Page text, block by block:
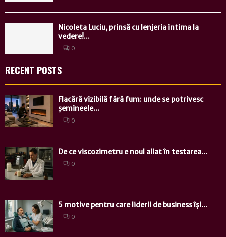
Nicoleta Luciu, prinsă cu lenjeria intima la
vedere!...
0
RECENT POSTS
Flacără vizibilă fără fum: unde se potrivesc
șemineele...
0
De ce viscozimetru e noul aliat în testarea...
0
5 motive pentru care liderii de business își...
0